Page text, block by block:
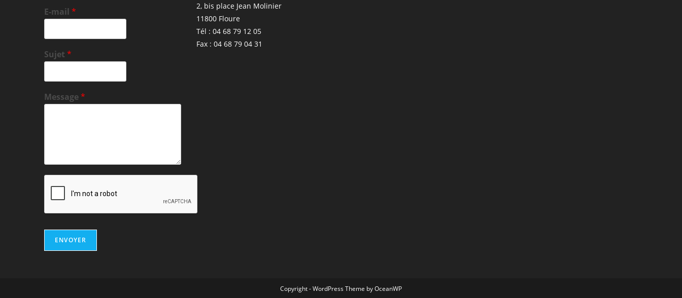
E-mail *
Sujet *
Message*
ENVOYER
2, bis place Jean Molinier
11800 Floure
Tél : 04 68 79 12 05
Fax : 04 68 79 04 31
Copyright - WordPress Theme by OceanWP